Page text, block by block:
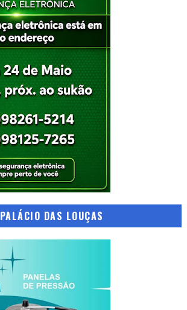
PALÁCIO DAS LOUÇAS